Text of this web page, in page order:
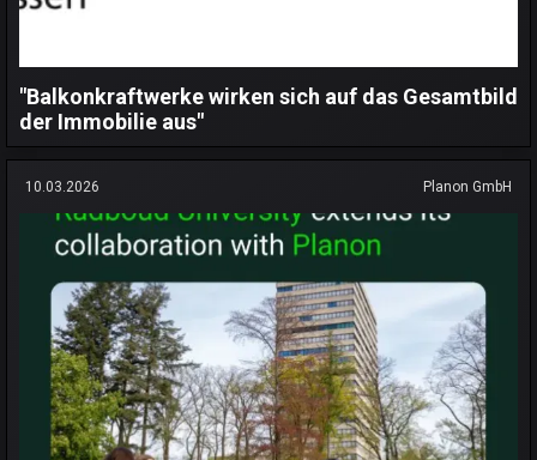
"Balkonkraftwerke wirken sich auf das Gesamtbild
der Immobilie aus"
10.03.2026 Planon GmbH